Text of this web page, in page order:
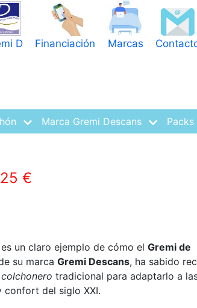
D Financiación Marcas
Marca Gremi Descans Packs
€
es un claro ejemplo de cómo el Gremi de
su marca Gremi Descans, ha sabido
tradicional para adaptarlo a
confort del siglo XXI.